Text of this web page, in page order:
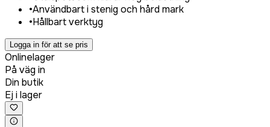
•Användbart i stenig och hård mark
•Hållbart verktyg
Logga in för att se pris
Onlinelager
På väg in
Din butik
Ej i lager